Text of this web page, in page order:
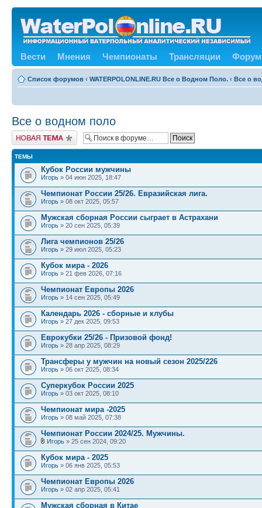
Вести Мнения Чемпионаты Трансляции Форум
Список форумов ‹ WATERPOLONLINE.RU Все о Водном Поло. ‹ Все о
Все о водном поло
Новая тема
ТЕМЫ
Кубок России мужчины
Игорь » 04 июн 2025, 18:47
Чемпионат России 25/26. Евразийская лига.
Игорь » 08 окт 2025, 05:57
Мужская сборная России сыграет в Астрахани
Игорь » 20 сен 2025, 05:39
Лига чемпионов 25/26
Игорь » 29 июл 2025, 05:23
Кубок мира - 2026
Игорь » 21 фев 2026, 07:16
Чемпионат Европы 2026
Игорь » 14 сен 2025, 05:49
Календарь 2026 - сборные и клубы
Игорь » 27 дек 2025, 09:53
Еврокубки 25/26 - Призовой фонд!
Игорь » 28 апр 2025, 08:29
Трансферы у мужчин на новый сезон 2025/226
Игорь » 06 окт 2025, 08:34
Суперкубок России 2025
Игорь » 03 окт 2025, 08:10
Чемпионат мира -2025
Игорь » 08 май 2025, 07:38
Чемпионат России 2024/25. Мужчины.
Игорь » 25 сен 2024, 09:20
Кубок мира - 2025
Игорь » 06 янв 2025, 05:53
Чемпионат Европы 2026
Игорь » 02 апр 2025, 05:41
Мужская сборная в Китае